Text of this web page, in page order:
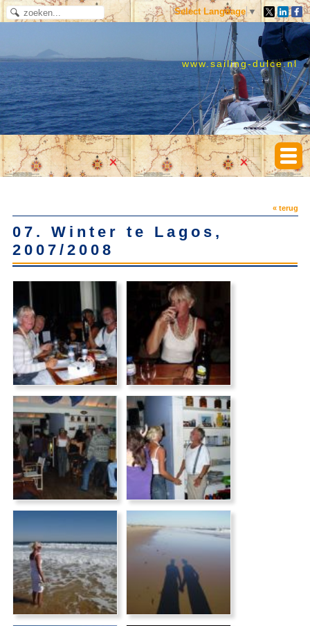
Select Language ▼
www.sailing-dulce.nl
« terug
07. Winter te Lagos,
2007/2008